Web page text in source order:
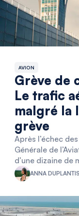
AVION
Grève de
Le trafic
malgré la
grève
Après l’échec
Générale de
d’une dizaine de
ANNA